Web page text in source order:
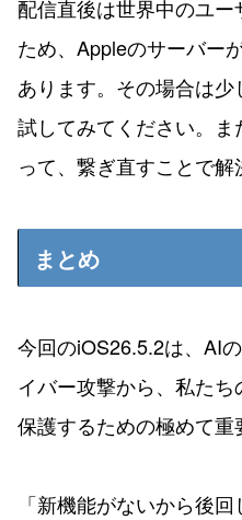
配信直後は世界中のユ
ため、Appleのサーバー
あります。その場合は
試してみてください。
って、繋ぎ直すことで解
まとめ
今回のiOS26.5.2は、AI
イバー攻撃から、私た
保護するための極めて重
「新機能がないから後